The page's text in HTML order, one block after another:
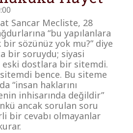
Sancar Mecliste, 28
“bu yapılanlara
bir sözünüz yok mu?” diye
bir soruydu; siyasi
eski dostlara bir sitemdi.
bence. Bu siteme
“insan haklarını
inhisarında değildir”
ancak sorulan soru
bir cevabı olmayanlar